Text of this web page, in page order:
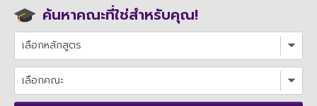
ค้นหาคณะที่ใช่สำหรับคุณ!